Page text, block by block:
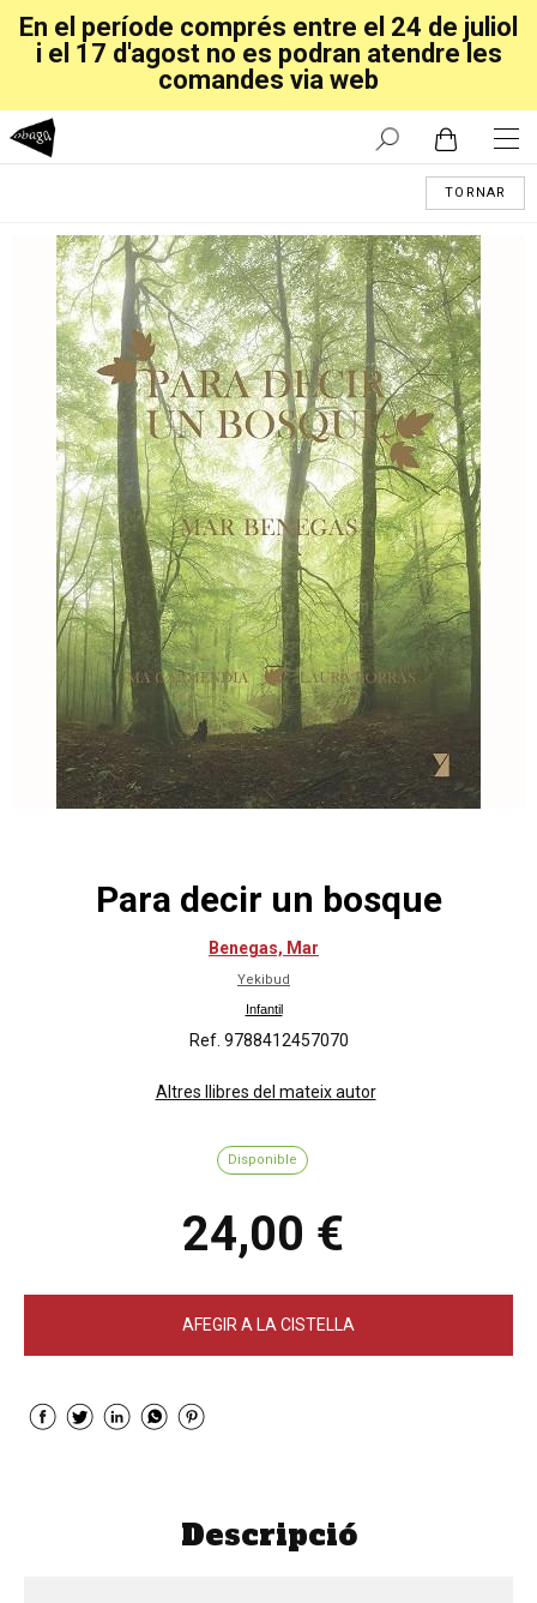
En el període comprés entre el 24 de juliol
i el 17 d'agost no es podran atendre les
comandes via web
TORNAR
Para decir un bosque
Benegas, Mar
Yekibud
Infantil
Ref. 9788412457070
Altres llibres del mateix autor
Disponible
24,00 €
AFEGIR A LA CISTELLA
Descripció